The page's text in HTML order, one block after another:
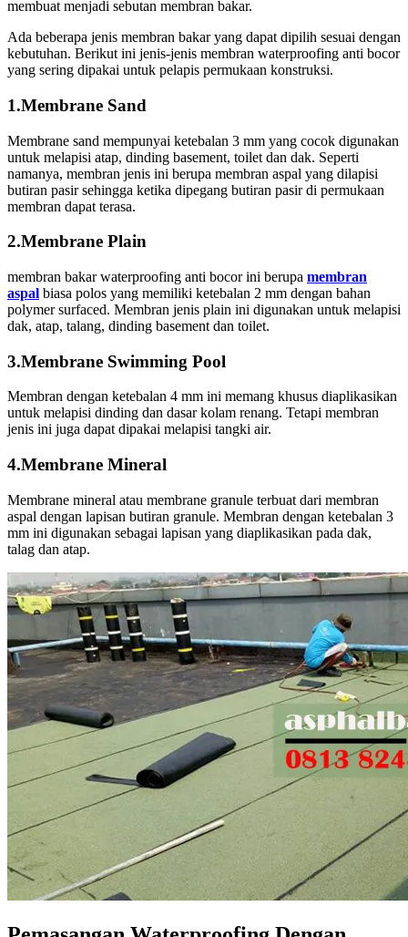
membuat menjadi sebutan membran bakar.
Ada beberapa jenis membran bakar yang dapat dipilih sesuai dengan
kebutuhan. Berikut ini jenis-jenis membran waterproofing anti bocor
yang sering dipakai untuk pelapis permukaan konstruksi.
1.Membrane Sand
Membrane sand mempunyai ketebalan 3 mm yang cocok digunakan
untuk melapisi atap, dinding basement, toilet dan dak. Seperti
namanya, membran jenis ini berupa membran aspal yang dilapisi
butiran pasir sehingga ketika dipegang butiran pasir di permukaan
membran dapat terasa.
2.Membrane Plain
membran bakar waterproofing anti bocor ini berupa membran
aspal biasa polos yang memiliki ketebalan 2 mm dengan bahan
polymer surfaced. Membran jenis plain ini digunakan untuk melapisi
dak, atap, talang, dinding basement dan toilet.
3.Membrane Swimming Pool
Membran dengan ketebalan 4 mm ini memang khusus diaplikasikan
untuk melapisi dinding dan dasar kolam renang. Tetapi membran
jenis ini juga dapat dipakai melapisi tangki air.
4.Membrane Mineral
Membrane mineral atau membrane granule terbuat dari membran
aspal dengan lapisan butiran granule. Membran dengan ketebalan 3
mm ini digunakan sebagai lapisan yang diaplikasikan pada dak,
talag dan atap.